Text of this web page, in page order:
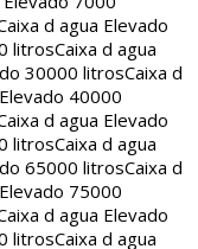
d agua Elevado
litrosCaixa d agua
30000 litrosCaixa d
40000
d agua Elevado
litrosCaixa d agua
65000 litrosCaixa d
75000
d agua Elevado
litrosCaixa d agua